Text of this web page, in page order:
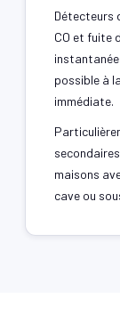
Détecteurs
CO et fuite
possible à
immédiate.
maisons
cave ou